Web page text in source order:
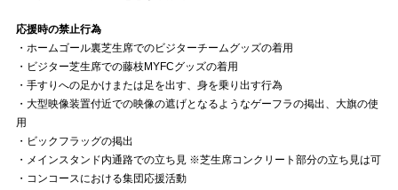
応援時の禁止行為
・ホームゴール裏芝生席でのビジターチームグッズの着用
・ビジター芝生席での藤枝MYFCグッズの着用
・手すりへの足かけまたは足を出す、身を乗り出す行為
・大型映像装置付近での映像の遮げとなるようなゲーフラの掲出、大旗の使
用
・ビックフラッグの掲出
・メインスタンド内通路での立ち見 ※芝生席コンクリート部分の立ち見は可
・コンコースにおける集団応援活動